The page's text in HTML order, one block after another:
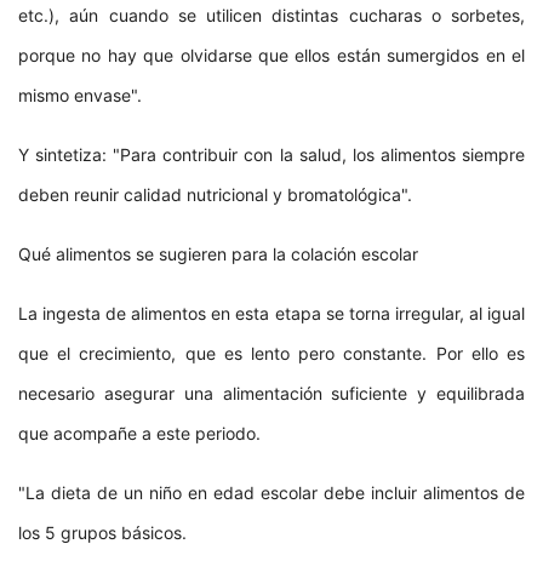
etc.), aún cuando se utilicen distintas cucharas o sorbetes,
porque no hay que olvidarse que ellos están sumergidos en el
mismo envase".
Y sintetiza: "Para contribuir con la salud, los alimentos siempre
deben reunir calidad nutricional y bromatológica".
Qué alimentos se sugieren para la colación escolar
La ingesta de alimentos en esta etapa se torna irregular, al igual
que el crecimiento, que es lento pero constante. Por ello es
necesario asegurar una alimentación suficiente y equilibrada
que acompañe a este periodo.
"La dieta de un niño en edad escolar debe incluir alimentos de
los 5 grupos básicos.